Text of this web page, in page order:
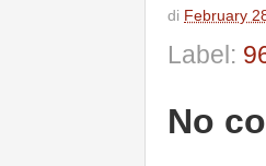
di February
Label:
No